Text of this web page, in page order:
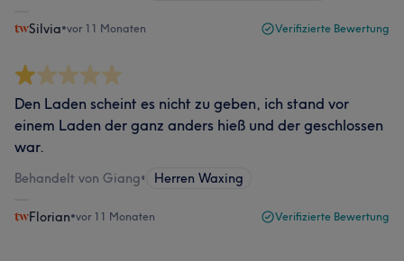
Silvia•vor 11 Monaten Verifizierte Bewertung
Den Laden scheint es nicht zu geben, ich stand vor
einem Laden der ganz anders hieß und der geschlossen
war.
Behandelt von Giang• Herren Waxing
Florian•vor 11 Monaten Verifizierte Bewertung